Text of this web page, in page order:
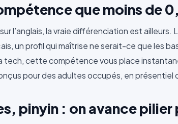
que moins de
l’anglais, la vraie différenciation est
un profil qui maîtrise ne serait-ce que les
tech, cette compétence vous place
pour des adultes occupés, en présentiel
pinyin : on avance pilier